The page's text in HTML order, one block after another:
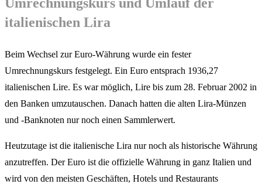
italienischen Lira
Beim Wechsel zur Euro-Währung wurde ein fester
Umrechnungskurs festgelegt. Ein Euro entsprach 1936,27
italienischen Lire. Es war möglich, Lire bis zum 28. Februar 2002 in
den Banken umzutauschen. Danach hatten die alten Lira-Münzen
und -Banknoten nur noch einen Sammlerwert.
Heutzutage ist die italienische Lira nur noch als historische Währung
anzutreffen. Der Euro ist die offizielle Währung in ganz Italien und
wird von den meisten Geschäften, Hotels und Restaurants